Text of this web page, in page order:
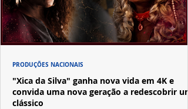
"Xica da Silva" ganha nova vida em 4K e
convida uma nova geração a redescobrir um
clássico
PRODUÇÕES NACIONAIS